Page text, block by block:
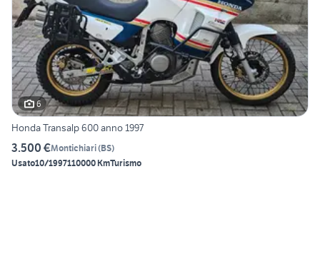
6
Honda Transalp 600 anno 1997
3.500 €Montichiari(BS)
Usato10/1997110000 KmTurismo